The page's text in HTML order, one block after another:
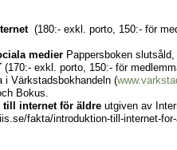
(180:- exkl. porto, 150:- för
medier Pappersboken
(170:- exkl. porto, 150:- för
i Värkstadsbokhandeln (
Bokus.
till internet för äldre utgiven av
fakta/introduktion-till-internet-